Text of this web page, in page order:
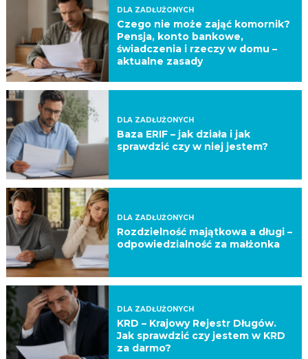
DLA ZADŁUŻONYCH
Czego nie może zająć komornik?
Pensja, konto bankowe,
świadczenia i rzeczy w domu –
aktualne zasady
DLA ZADŁUŻONYCH
Baza ERIF – jak działa i jak
sprawdzić czy w niej jestem?
DLA ZADŁUŻONYCH
Rozdzielność majątkowa a długi –
odpowiedzialność za małżonka
DLA ZADŁUŻONYCH
KRD – Krajowy Rejestr Długów.
Jak sprawdzić czy jestem w KRD
za darmo?